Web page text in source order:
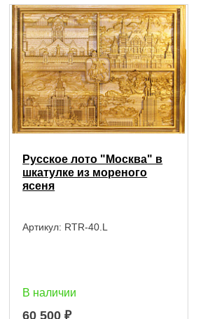
Русское лото "Москва" в
шкатулке из мореного
ясеня
Артикул: RTR-40.L
В наличии
60 500 ₽